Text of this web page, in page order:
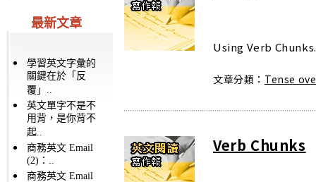
最新文章
學習英文字彙的
關鍵在於「反
覆」..
英文單字不是不
用背，是你背不
起..
商務英文 Email
(2)：..
商務英文 Email
Using Verb
文章分類： Tense
Verb Chunks